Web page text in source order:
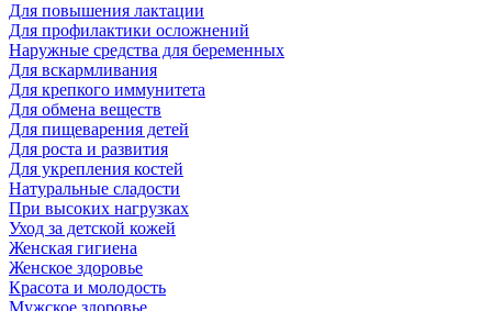
Для повышения лактации
Для профилактики осложнений
Наружные средства для беременных
Для вскармливания
Для крепкого иммунитета
Для обмена веществ
Для пищеварения детей
Для роста и развития
Для укрепления костей
Натуральные сладости
При высоких нагрузках
Уход за детской кожей
Женская гигиена
Женское здоровье
Красота и молодость
Мужское здоровье